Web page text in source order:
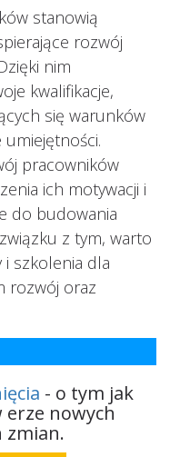
stanowią
rozwój
nim
kwalifikacje,
się warunków
pracowników
ich motywacji i
do budowania
z tym, warto
szkolenia dla
rozwój oraz
- o tym jak
erze nowych
zmian.